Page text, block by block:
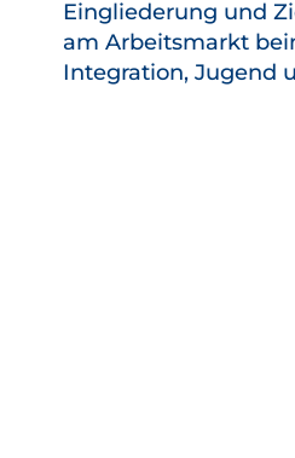
Eingliederung und
am Arbeitsmarkt
Integration, Jugend